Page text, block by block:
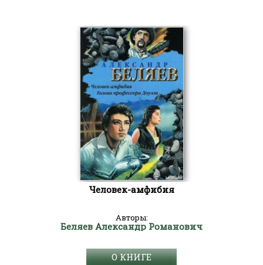
Человек-амфибия
Авторы:
Беляев Александр Романович
О КНИГЕ